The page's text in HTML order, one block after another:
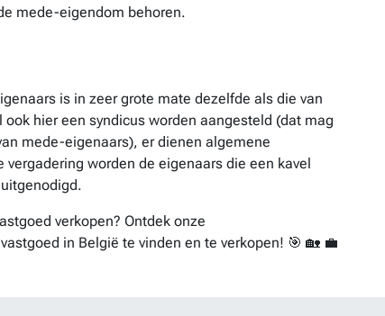
mede-eigendom behoren.
is in zeer grote mate dezelfde als die van
hier een syndicus worden aangesteld (dat mag
mede-eigenaars), er dienen algemene
worden de eigenaars die een kavel
verkopen? Ontdek onze
in België te vinden en te verkopen! 🎯 🏡 💼